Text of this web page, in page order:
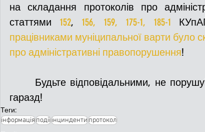
на складання протоколів про
статтями 152, 156, 159, 175-1, 185-1
працівниками муніципальної варти було
про адміністративні правопорушення!
гаразд!
Теги:
інформаціяподіїінциндентипротокол